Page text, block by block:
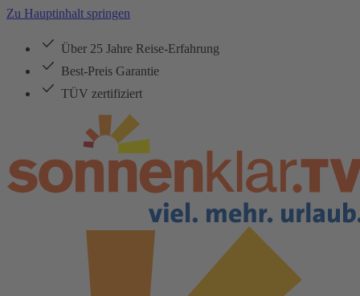
Zu Hauptinhalt springen
Über 25 Jahre Reise-Erfahrung
Best-Preis Garantie
TÜV zertifiziert